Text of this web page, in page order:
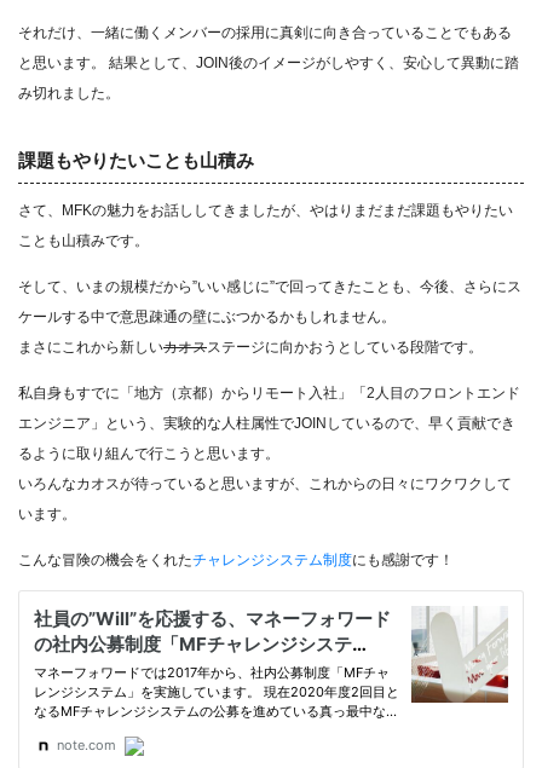
それだけ、一緒に働くメンバーの採用に真剣に向き合っていることでもある
と思います。 結果として、JOIN後のイメージがしやすく、安心して異動に踏
み切れました。
課題もやりたいことも山積み
さて、MFKの魅力をお話ししてきましたが、やはりまだまだ課題もやりたい
ことも山積みです。
そして、いまの規模だから”いい感じに”で回ってきたことも、今後、さらにス
ケールする中で意思疎通の壁にぶつかるかもしれません。
まさにこれから新しいカオスステージに向かおうとしている段階です。
私自身もすでに「地方（京都）からリモート入社」「2人目のフロントエンド
エンジニア」という、実験的な人柱属性でJOINしているので、早く貢献でき
るように取り組んで行こうと思います。
いろんなカオスが待っていると思いますが、これからの日々にワクワクして
います。
こんな冒険の機会をくれたチャレンジシステム制度にも感謝です！